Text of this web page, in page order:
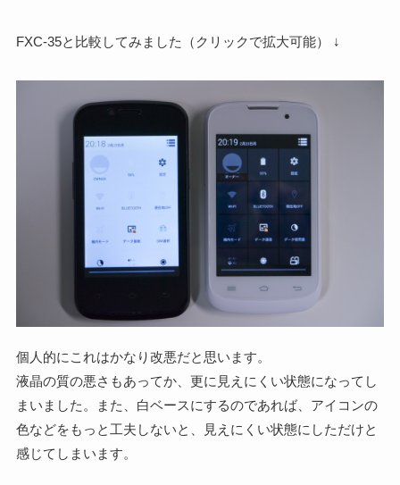
FXC-35と比較してみました（クリックで拡大可能） ↓
個人的にこれはかなり改悪だと思います。
液晶の質の悪さもあってか、更に見えにくい状態になってし
まいました。また、白ベースにするのであれば、アイコンの
色などをもっと工夫しないと、見えにくい状態にしただけと
感じてしまいます。